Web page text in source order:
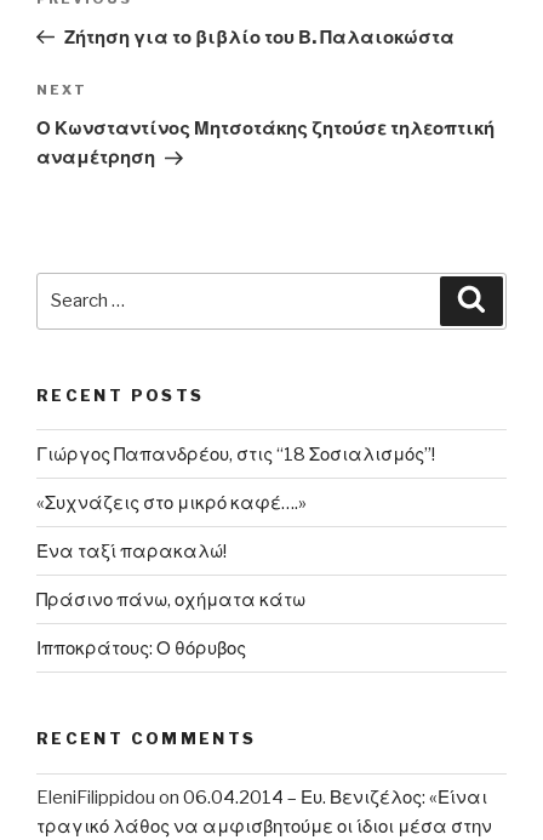
PostΖήτηση για το βιβλίο του Β. Παλαιοκώστα
Next
Post
NEXT
Ο Κωνσταντίνος Μητσοτάκης ζητούσε τηλεοπτική
αναμέτρηση
RECENT POSTS
Γιώργος Παπανδρέου, στις “18 Σοσιαλισμός”!
«Συχνάζεις στο μικρό καφέ….»
Ένα ταξί παρακαλώ!
Πράσινο πάνω, οχήματα κάτω
Ιπποκράτους: Ο θόρυβος
RECENT COMMENTS
EleniFilippidou on 06.04.2014 – Ευ. Βενιζέλος: «Είναι
τραγικό λάθος να αμφισβητούμε οι ίδιοι μέσα στην